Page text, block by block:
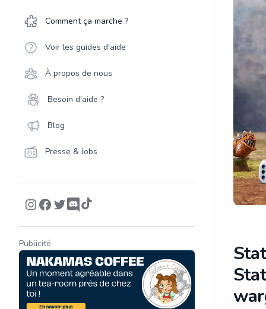
Comment ça marche ?
Voir les guides d'aide
À propos de nous
Besoin d'aide ?
Blog
Presse & Jobs
Publicité